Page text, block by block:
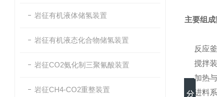
岩征有机液体储氢装置
岩征有机液态化合物储氢装置
岩征CO2氨化制三聚氰酸装置
岩征CH4-CO2重整装置
主要组
反应
搅拌
加热
进料